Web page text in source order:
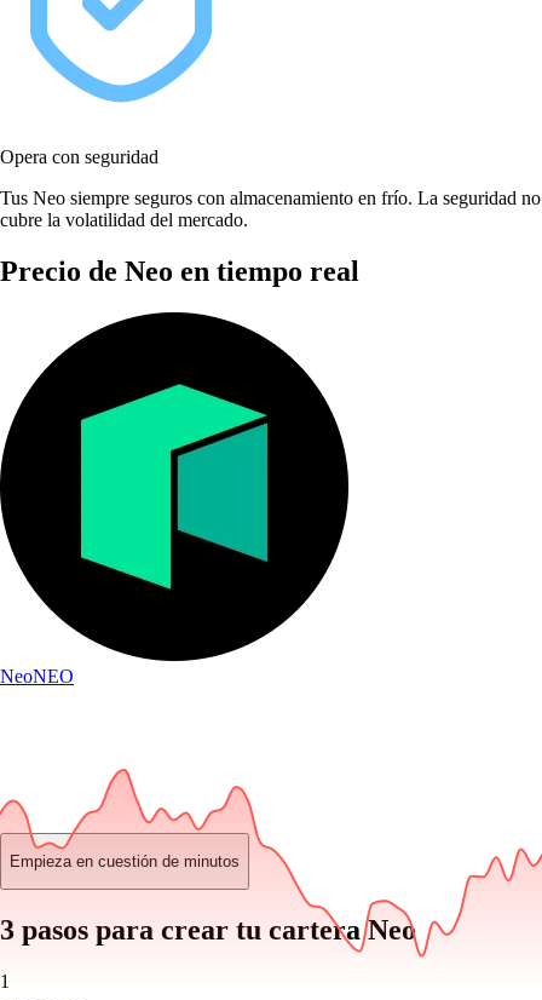
Opera con seguridad
Tus Neo siempre seguros con almacenamiento en frío. La seguridad no
cubre la volatilidad del mercado.
Precio de Neo en tiempo real
NeoNEO
Empieza en cuestión de minutos
3 pasos para crear tu cartera Neo
1